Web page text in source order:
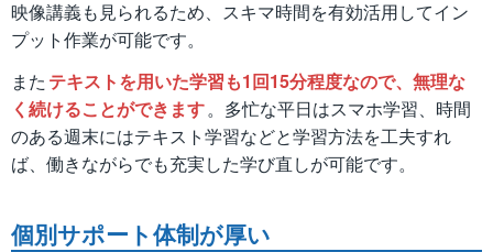
映像講義も見られるため、スキマ時間を有効活用してイン
プット作業が可能です。
また テキストを用いた学習も1回15分程度なので、無理な
く続けることができます。多忙な平日はスマホ学習、時間
のある週末にはテキスト学習などと学習方法を工夫すれ
ば、働きながらでも充実した学び直しが可能です。
個別サポート体制が厚い